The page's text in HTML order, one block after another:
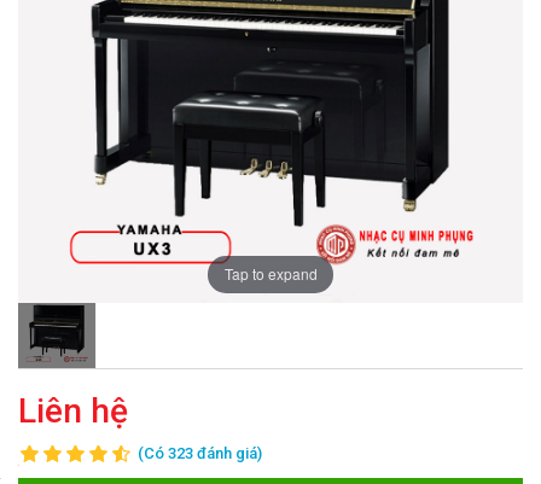
Tap to expand
Liên hệ
(Có 323 đánh giá)